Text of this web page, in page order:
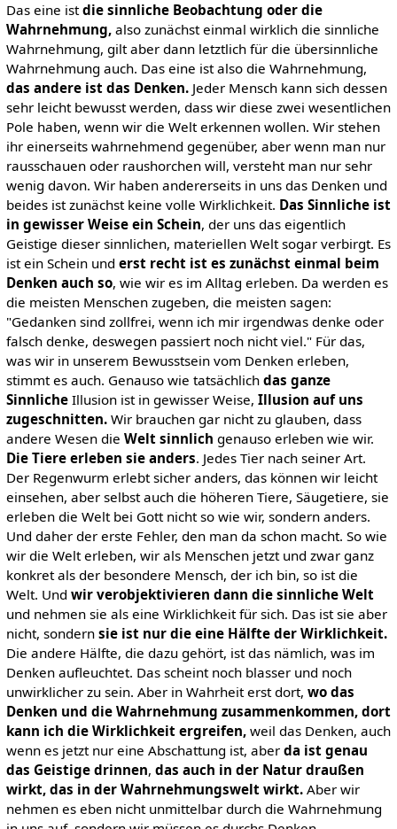
Das eine istdie sinnliche Beobachtung oder die
Wahrnehmung,also zunächst einmal wirklich die sinnliche
Wahrnehmung, gilt aber dann letztlich für die übersinnliche
Wahrnehmung auch. Das eine ist also die Wahrnehmung,
das andere ist das Denken.Jeder Mensch kann sich dessen
sehr leicht bewusst werden, dass wir diese zwei wesentlichen
Pole haben, wenn wir die Welt erkennen wollen. Wir stehen
ihr einerseits wahrnehmend gegenüber, aber wenn man nur
rausschauen oder raushorchen will, versteht man nur sehr
wenig davon. Wir haben andererseits in uns das Denken und
beides ist zunächst keine volle Wirklichkeit. Das Sinnliche ist
in gewisser Weise ein Schein, der uns das eigentlich
Geistige dieser sinnlichen, materiellen Welt sogar verbirgt. Es
ist ein Schein und erst recht ist es zunächst einmal beim
Denken auch so, wie wir es im Alltag erleben. Da werden es
die meisten Menschen zugeben, die meisten sagen:
"Gedanken sind zollfrei, wenn ich mir irgendwas denke oder
falsch denke, deswegen passiert noch nicht viel." Für das,
was wir in unserem Bewusstsein vom Denken erleben,
stimmt es auch. Genauso wie tatsächlich das ganze
SinnlicheIllusion ist in gewisser Weise, Illusion auf uns
zugeschnitten.Wir brauchen gar nicht zu glauben, dass
andere Wesen die Welt sinnlich genauso erleben wie wir.
Die Tiere erleben sie anders. Jedes Tier nach seiner Art.
Der Regenwurm erlebt sicher anders, das können wir leicht
einsehen, aber selbst auch die höheren Tiere, Säugetiere, sie
erleben die Welt bei Gott nicht so wie wir, sondern anders.
Und daher der erste Fehler, den man da schon macht. So wie
wir die Welt erleben, wir als Menschen jetzt und zwar ganz
konkret als der besondere Mensch, der ich bin, so ist die
Welt. Und wir verobjektivieren dann die sinnliche Welt
und nehmen sie als eine Wirklichkeit für sich. Das ist sie aber
nicht, sondern sie ist nur die eine Hälfte der Wirklichkeit.
Die andere Hälfte, die dazu gehört, ist das nämlich, was im
Denken aufleuchtet. Das scheint noch blasser und noch
unwirklicher zu sein. Aber in Wahrheit erst dort, wo das
Denken und die Wahrnehmung zusammenkommen, dort
kann ich die Wirklichkeit ergreifen,weil das Denken, auch
wenn es jetzt nur eine Abschattung ist, aber da ist genau
das Geistige drinnen, das auch in der Natur draußen
wirkt, das in der Wahrnehmungswelt wirkt.Aber wir
nehmen es eben nicht unmittelbar durch die Wahrnehmung